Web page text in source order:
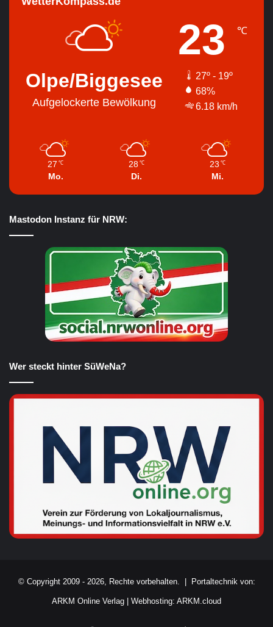
Olpe/Biggesee
Aufgelockerte Bewölkung
23 ℃
27º - 19º
68%
6.18 km/h
27 ℃
Mo.
28 ℃
Di.
23 ℃
Mi.
Mastodon Instanz für NRW:
Wer steckt hinter SüWeNa?
© Copyright 2009 - 2026, Rechte vorbehalten. | Portaltechnik von:
ARKM Online Verlag Webhosting: ARKM.cloud